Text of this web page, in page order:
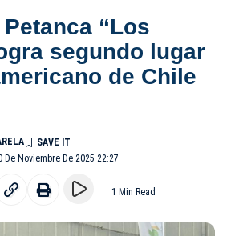
“Los
segundo lugar
de Chile
Noviembre De 2025 22:27
1 Min Read